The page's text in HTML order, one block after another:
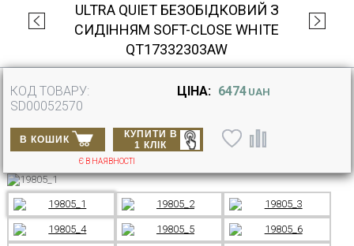
ULTRA QUIET БЕЗОБІДКОВИЙ З
СИДІННЯМ SOFT-CLOSE WHITE
QT17332303AW
КОД ТОВАРУ:
SD00052570
ЦІНА: 6474 UAH
В КОШИК
КУПИТИ В
1 КЛІК
Є В НАЯВНОСТІ